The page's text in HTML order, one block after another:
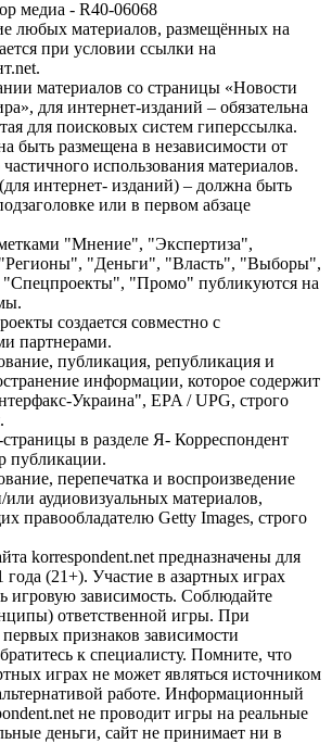
медиа - R40-06068
любых материалов, размещённых на
при условии ссылки на
материалов со страницы «Новости
для интернет-изданий – обязательна
для поисковых систем гиперссылка.
быть размещена в независимости от
использования материалов.
интернет- изданий) – должна быть
или в первом абзаце
"Мнение", "Экспертиза",
"Деньги", "Власть", "Выборы",
"Спецпроекты", "Промо" публикуются на
создается совместно с
партнерами.
публикация, републикация и
информации, которое содержит
Украина", EPA / UPG, строго
в разделе Я- Корреспондент
публикации.
перепечатка и воспроизведение
аудиовизуальных материалов,
правообладателю Getty Images, строго
korrespondent.net предназначены для
года (21+). Участие в азартных играх
игровую зависимость. Соблюдайте
ответственной игры. При
признаков зависимости
к специалисту. Помните, что
играх не может являться источником
работе. Информационный
не проводит игры на реальные
деньги, сайт не принимает ни в